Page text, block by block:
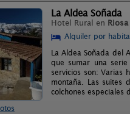
La Aldea Soñada
Hotel Rural en Riosa
Alquiler por
La Aldea Soñada del
que sumar una
servicios son: Varias
montaña. Las suites
colchones especiales